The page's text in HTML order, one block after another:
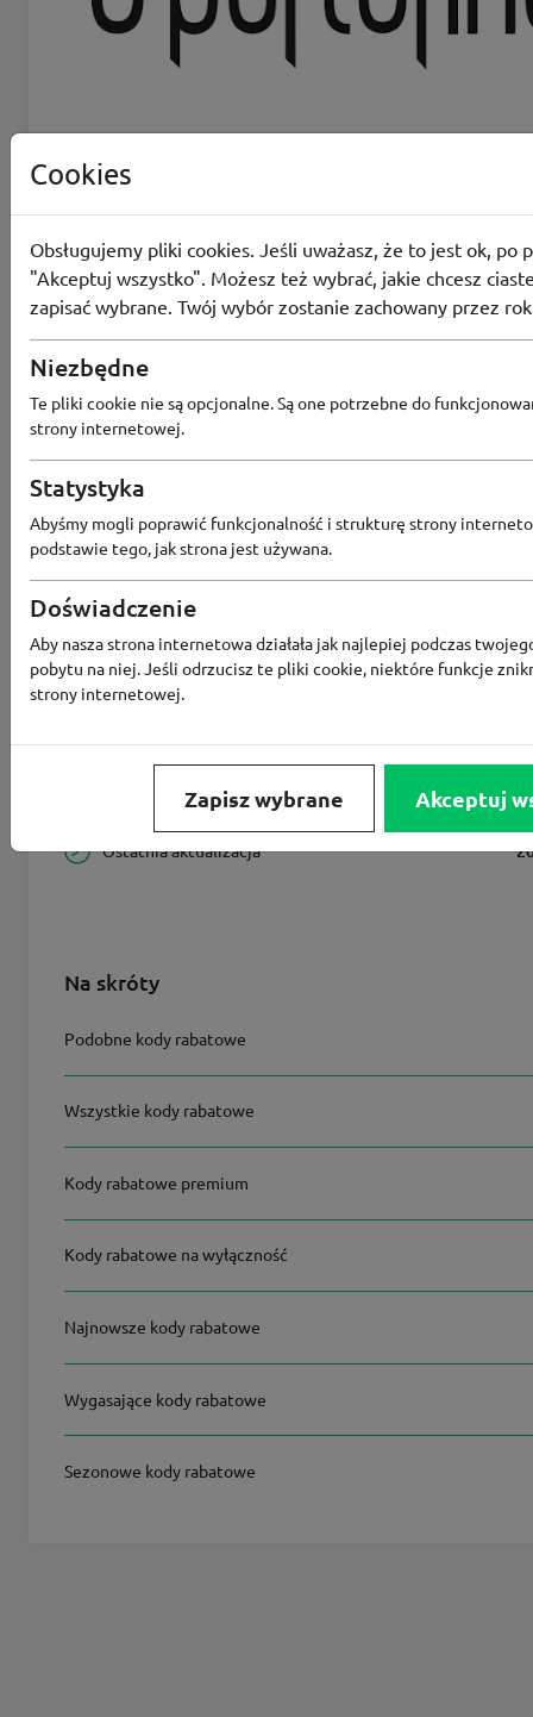
Dostępnych0 kuponów
Aktualne zniżki
i kupony
Kody rabatowe
Aktualne promocje
Wszystkie kupony
Ostatnia aktualizacja
Na skróty
Podobne kody rabatowe
Wszystkie kody rabatowe
Kody rabatowe premium
Kody rabatowe na wyłączność
Najnowsze kody rabatowe
Wygasające kody rabatowe
Sezonowe kody rabatowe
Cookies
Obsługujemy pliki cookies. Jeśli uważasz, że to jest ok, po
"Akceptuj wszystko". Możesz też wybrać, jakie chcesz
zapisać wybrane. Twój wybór zostanie zachowany przez
Niezbędne
Te pliki cookie nie są opcjonalne. Są one potrzebne do
strony internetowej.
Statystyka
Abyśmy mogli poprawić funkcjonalność i strukturę strony
podstawie tego, jak strona jest używana.
Doświadczenie
Aby nasza strona internetowa działała jak najlepiej podczas
pobytu na niej. Jeśli odrzucisz te pliki cookie, niektóre funkcje
strony internetowej.
Zapisz wybrane Akceptuj